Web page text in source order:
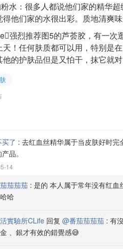
水：很多人都说他们家的精华
他们家的水很出彩。质地清爽味
强烈推荐图5的芦荟胶，有一次
天！任何肤质都可以用，特别是
的护肤品但是又怕干，抹它就对
了 : 去红血丝精华属于当皮肤好时完
品。
14
茄茄茄 : 是的 本人属于常年没有红
哈
實驗所CLife 回复 @番茄茄茄茄 : 有
、銀才有效的錯覺感😅